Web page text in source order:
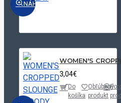
NÁHĽAD
WOMEN'S
3,04€
Do
košíka
Obľúbený
produkt